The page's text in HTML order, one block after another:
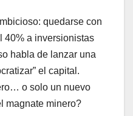
quedarse con
40% a inversionistas
habla de lanzar una
el capital.
o solo un nuevo
magnate minero?